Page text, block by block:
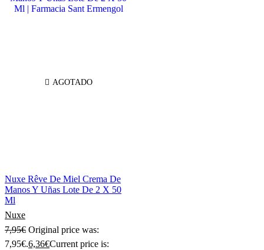
AGOTADO
Nuxe Rêve De Miel Crema De
Manos Y Uñas Lote De 2 X 50
Ml
Nuxe
7,95€ Original price was:
7,95€.6,36€Current price is: